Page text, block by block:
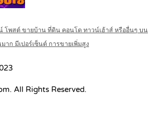
โพสต์ ขายบ้าน ที่ดิน คอนโด ทาวน์เฮ้าส์ หรืออื่นๆ บน
มาก มีเปอร์เซ็นต์ การขายเพิ่มสูง
All Rights Reserved.